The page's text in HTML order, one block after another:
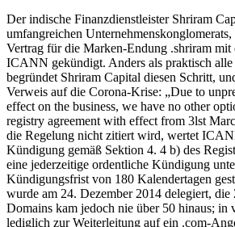
Der indische Finanzdienstleister Shriram
umfangreichen
Vertrag für die Marken-Endung .shriram
ICANN gekündigt. Anders als praktisch alle
begründet Shriram Capital diesen Schritt,
Verweis auf die Corona-Krise: „Due to
effect on the business, we have no other
registry agreement with effect from 3lst
die Regelung nicht zitiert wird, wertet
Kündigung gemäß Sektion 4. 4 b) des
eine jederzeitige ordentliche Kündigung
Kündigungsfrist von 180 Kalendertagen
wurde am 24. Dezember 2014 delegiert, die
Domains kam jedoch nie über 50 hinaus; in
lediglich zur Weiterleitung auf ein .com-